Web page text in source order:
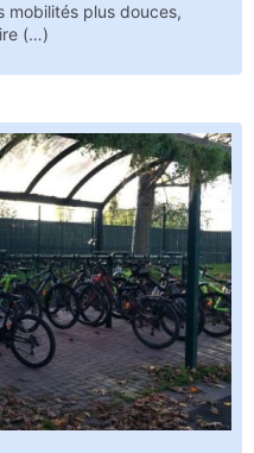
mobilités plus douces,
(…)